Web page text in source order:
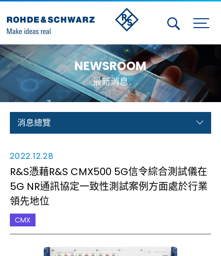
Activities
Contact Us
Member
Calendar
Test and Measurement
Aerospace | Defense | Security
Broadcast and Media
Cybersecurity
NEWSROOM
最新消息
消息總覽
2022.12.28
R&S憑藉R&S CMX500 5G信令綜合測試儀在
5G NR通訊協定一致性測試案例方面處於行業
領先地位
CMX